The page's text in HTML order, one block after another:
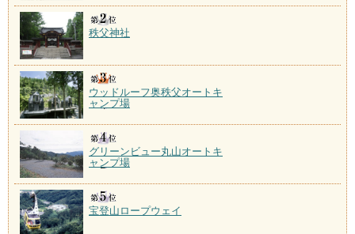
秩父神社
ウッドルーフ奥秩父オートキ
ャンプ場
グリーンビュー丸山オートキ
ャンプ場
宝登山ロープウェイ